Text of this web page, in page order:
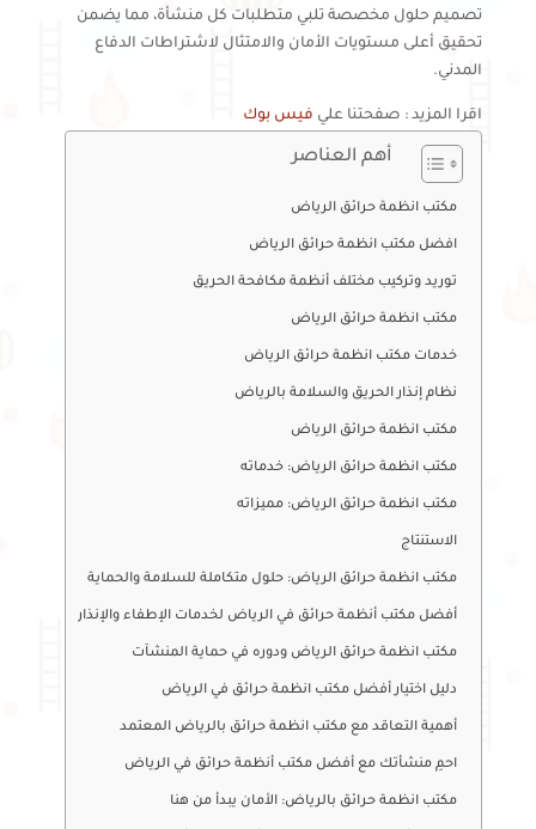
تصميم حلول مخصصة تلبي متطلبات كل منشأة، مما يضمن
تحقيق أعلى مستويات الأمان والامتثال لاشتراطات الدفاع
المدني.
اقرا المزيد : صفحتنا علي فيس بوك
أهم العناصر
مكتب انظمة حرائق الرياض
افضل مكتب انظمة حرائق الرياض
توريد وتركيب مختلف أنظمة مكافحة الحريق
مكتب انظمة حرائق الرياض
خدمات مكتب انظمة حرائق الرياض
نظام إنذار الحريق والسلامة بالرياض
مكتب انظمة حرائق الرياض
مكتب انظمة حرائق الرياض: خدماته
مكتب انظمة حرائق الرياض: مميزاته
الاستنتاج
مكتب انظمة حرائق الرياض: حلول متكاملة للسلامة والحماية
أفضل مكتب أنظمة حرائق في الرياض لخدمات الإطفاء والإنذار
مكتب انظمة حرائق الرياض ودوره في حماية المنشآت
دليل اختيار أفضل مكتب انظمة حرائق في الرياض
أهمية التعاقد مع مكتب انظمة حرائق بالرياض المعتمد
احمِ منشأتك مع أفضل مكتب أنظمة حرائق في الرياض
مكتب انظمة حرائق بالرياض: الأمان يبدأ من هنا